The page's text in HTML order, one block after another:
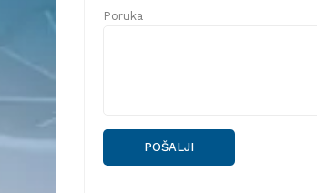
Poruka
POŠALJI